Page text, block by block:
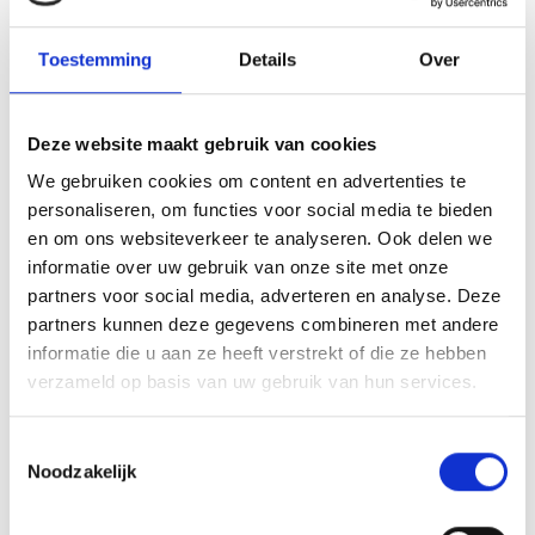
Toestemming Details Over
Deze website maakt gebruik van cookies
We gebruiken cookies om content en advertenties te
personaliseren, om functies voor social media te bieden
en om ons websiteverkeer te analyseren. Ook delen we
informatie over uw gebruik van onze site met onze
partners voor social media, adverteren en analyse. Deze
partners kunnen deze gegevens combineren met andere
informatie die u aan ze heeft verstrekt of die ze hebben
verzameld op basis van uw gebruik van hun services.
Noodzakelijk
van alles te bieden voor kinderen. Van het
natuur: zowel bij mooi als bij minder mooi
weer is er veel te beleven. Tip: kijk ook in onze
Lees verder
Castricum kun je elke dag genieten van alles